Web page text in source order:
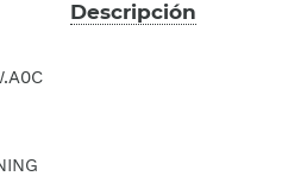
Descripción